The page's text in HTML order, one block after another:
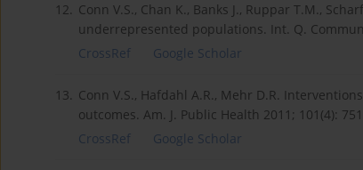
12. Conn V.S., Chan K., Banks J., Ruppar T.M.,
underrepresented populations. Int. Q.
CrossRef
Google Scholar
13. Conn V.S., Hafdahl A.R., Mehr D.R.
outcomes. Am. J. Public Health 2011; 101(4):
CrossRef
Google Scholar